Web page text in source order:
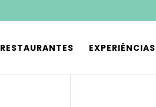
RESTAURANTES EXPERIÊNCIAS